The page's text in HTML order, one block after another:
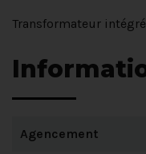
Transformateur
Agencement